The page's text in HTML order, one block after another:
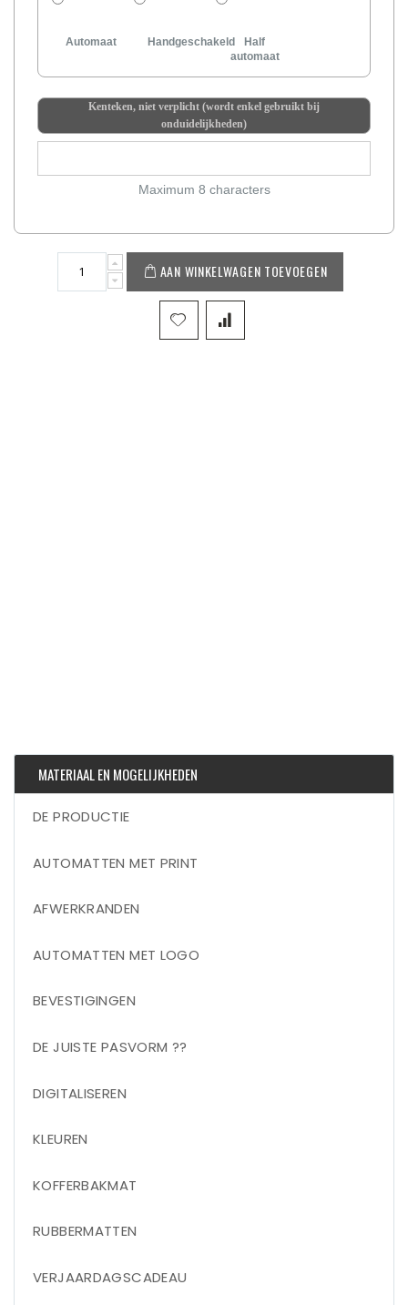
Automaat Handgeschakeld
Half
automaat
Kenteken, niet verplicht (wordt enkel gebruikt bij
onduidelijkheden)
Maximum 8 characters
AAN WINKELWAGEN TOEVOEGEN
MATERIAAL EN MOGELIJKHEDEN
DE PRODUCTIE
AUTOMATTEN MET PRINT
AFWERKRANDEN
AUTOMATTEN MET LOGO
BEVESTIGINGEN
DE JUISTE PASVORM ??
DIGITALISEREN
KLEUREN
KOFFERBAKMAT
RUBBERMATTEN
VERJAARDAGSCADEAU